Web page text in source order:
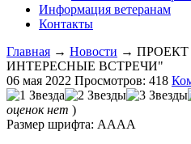
Информация ветеранам
Контакты
Главная → Новости →
ИНТЕРЕСНЫЕ ВСТРЕЧИ"
06 мая 2022 Просмотров: 418
оценок нет )
Размер шрифта: AAAA